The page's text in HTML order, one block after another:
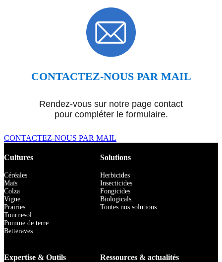
CONTACTEZ-NOUS PAR MAIL
Rendez-vous sur notre page contact
pour compléter le formulaire.
CONTACTEZ-NOUS PAR MAIL
Cultures
Céréales
Maïs
Colza
Vigne
Prairies
Tournesol
Pomme de terre
Betteraves
Solutions
Herbicides
Insecticides
Fongicides
Biologicals
Toutes nos solutions
Expertise & Outils Ressources & actualités